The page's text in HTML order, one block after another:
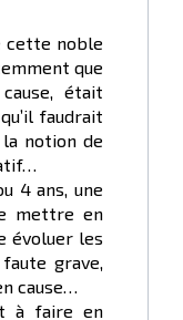
cette noble
que
était
faudrait
la notion de
4 ans, une
mettre en
évoluer les
grave,
cause…
à faire en